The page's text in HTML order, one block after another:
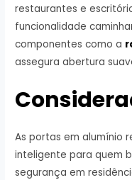
restaurantes e
funcionalidade
componentes como a
assegura abertura
As portas em alumínio
inteligente para quem
segurança em